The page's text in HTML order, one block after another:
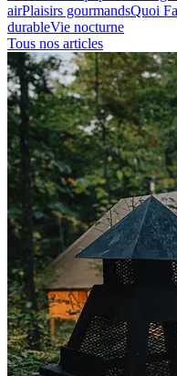
airPlaisirs gourmandsQuoi
durableVie nocturne
Tous nos articles